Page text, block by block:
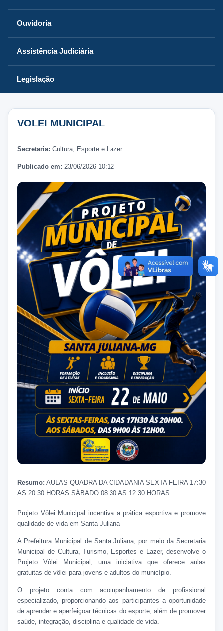
Ouvidoria
Assistência Judiciária
Legislação
VOLEI MUNICIPAL
Secretaria: Cultura, Esporte e Lazer
Publicado em: 23/06/2026 10:12
Resumo: AULAS QUADRA DA CIDADANIA SEXTA FEIRA 17:30
AS 20:30 HORAS SÁBADO 08:30 AS 12:30 HORAS
Projeto Vôlei Municipal incentiva a prática esportiva e promove
qualidade de vida em Santa Juliana
A Prefeitura Municipal de Santa Juliana, por meio da Secretaria
Municipal de Cultura, Turismo, Esportes e Lazer, desenvolve o
Projeto Vôlei Municipal, uma iniciativa que oferece aulas
gratuitas de vôlei para jovens e adultos do município.
O projeto conta com acompanhamento de profissional
especializado, proporcionando aos participantes a oportunidade
de aprender e aperfeiçoar técnicas do esporte, além de promover
saúde, integração, disciplina e qualidade de vida.